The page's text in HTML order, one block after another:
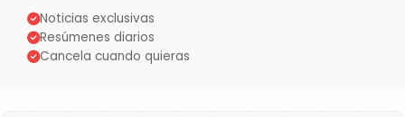
Noticias exclusivas
Resúmenes diarios
Cancela cuando quieras